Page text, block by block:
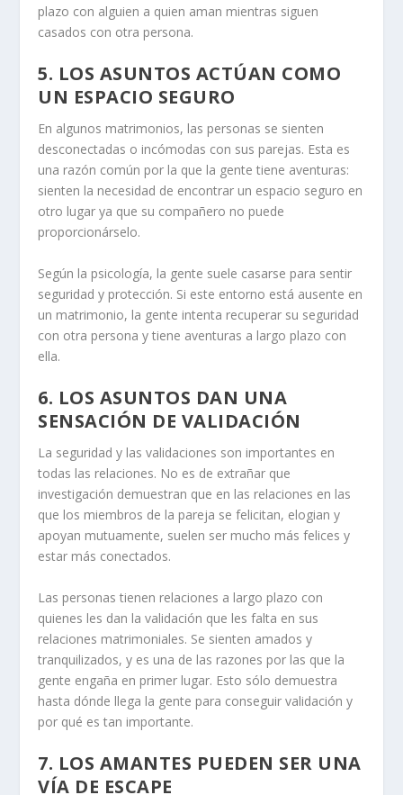
plazo con alguien a quien aman mientras siguen
casados con otra persona.
5. LOS ASUNTOS ACTÚAN COMO
UN ESPACIO SEGURO
En algunos matrimonios, las personas se sienten
desconectadas o incómodas con sus parejas. Esta es
una razón común por la que la gente tiene aventuras:
sienten la necesidad de encontrar un espacio seguro en
otro lugar ya que su compañero no puede
proporcionárselo.
Según la psicología, la gente suele casarse para sentir
seguridad y protección. Si este entorno está ausente en
un matrimonio, la gente intenta recuperar su seguridad
con otra persona y tiene aventuras a largo plazo con
ella.
6. LOS ASUNTOS DAN UNA
SENSACIÓN DE VALIDACIÓN
La seguridad y las validaciones son importantes en
todas las relaciones. No es de extrañar que
investigación demuestran que en las relaciones en las
que los miembros de la pareja se felicitan, elogian y
apoyan mutuamente, suelen ser mucho más felices y
estar más conectados.
Las personas tienen relaciones a largo plazo con
quienes les dan la validación que les falta en sus
relaciones matrimoniales. Se sienten amados y
tranquilizados, y es una de las razones por las que la
gente engaña en primer lugar. Esto sólo demuestra
hasta dónde llega la gente para conseguir validación y
por qué es tan importante.
7. LOS AMANTES PUEDEN SER UNA
VÍA DE ESCAPE